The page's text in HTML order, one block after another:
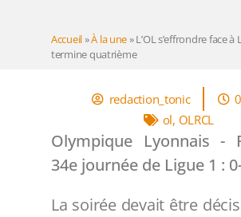
Accueil»À la une»L’OL s’effrondre face à
termine quatrième
redaction_tonic
ol, OLRCL
Olympique Lyonnais -
34e journée de Ligue 1 :
La soirée devait être